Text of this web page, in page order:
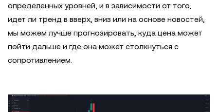
определенных уровней, и в зависимости от того,
идет ли тренд в вверх, вниз или на основе новостей,
мы можем лучше прогнозировать, куда цена может
пойти дальше и где она может столкнуться с
сопротивлением.